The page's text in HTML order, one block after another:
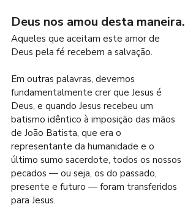
Deus nos amou desta maneira.
Aqueles que aceitam este amor de
Deus pela fé recebem a salvação.
Em outras palavras, devemos
fundamentalmente crer que Jesus é
Deus, e quando Jesus recebeu um
batismo idêntico à imposição das mãos
de João Batista, que era o
representante da humanidade e o
último sumo sacerdote, todos os nossos
pecados — ou seja, os do passado,
presente e futuro — foram transferidos
para Jesus.